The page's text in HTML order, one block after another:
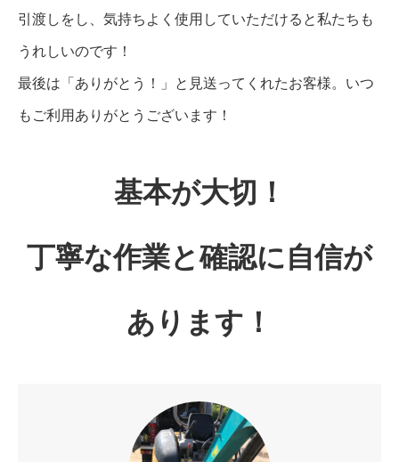
引渡しをし、気持ちよく使用していただけると私たちも
うれしいのです！
最後は「ありがとう！」と見送ってくれたお客様。いつ
もご利用ありがとうございます！
基本が大切！
丁寧な作業と確認に自信が
あります！